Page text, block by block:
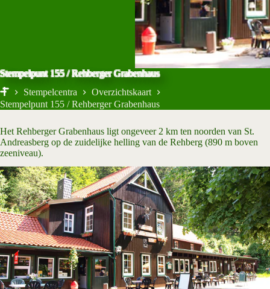
Stempelpunt 155 / Rehberger Grabenhaus
Start
Stempelcentra
Overzichtskaart
Stempelpunt 155 / Rehberger Grabenhaus
Het Rehberger Grabenhaus ligt ongeveer 2 km ten noorden van St.
Andreasberg op de zuidelijke helling van de Rehberg (890 m boven
zeeniveau).